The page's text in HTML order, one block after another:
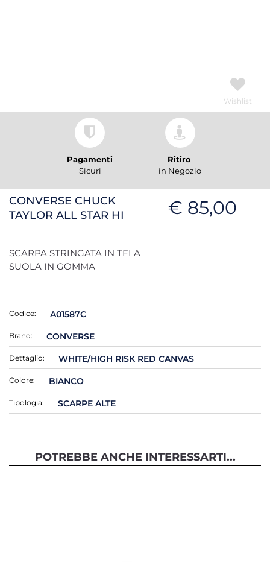
Wishlist
Pagamenti
Sicuri
Ritiro
in Negozio
CONVERSE CHUCK
TAYLOR ALL STAR HI
€ 85,00
SCARPA STRINGATA IN TELA
SUOLA IN GOMMA
Codice: A01587C
Brand: CONVERSE
Dettaglio: WHITE/HIGH RISK RED CANVAS
Colore: BIANCO
Tipologia: SCARPE ALTE
POTREBBE ANCHE INTERESSARTI...